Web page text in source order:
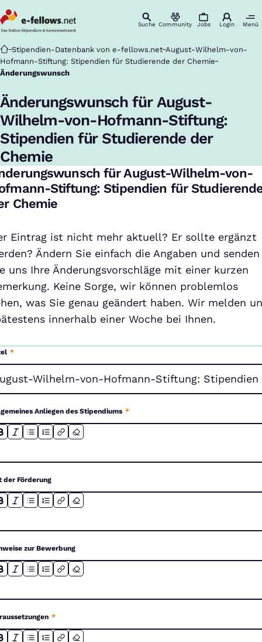
Suche Community Jobs Login Menü
Startseite
Stipendien-Datenbank von e-fellows.net August-Wilhelm-von-
Hofmann-Stiftung: Stipendien für Studierende der Chemie
Änderungswunsch
Änderungswunsch für August-
Wilhelm-von-Hofmann-Stiftung:
Stipendien für Studierende der
Chemie
für August-Wilhelm-von-
Stiftung: Stipendien für
Chemie
Eintrag ist nicht mehr aktuell? Er sollte ergänzt
Ändern Sie einfach die Angaben und senden
uns Ihre Änderungsvorschläge mit einer kurzen
Keine Sorge, wir können problemlos
was Sie genau geändert haben. Wir melden
innerhalb einer Woche bei Ihnen.
*
Anliegen des Stipendiums *
der Förderung
zur Bewerbung
*